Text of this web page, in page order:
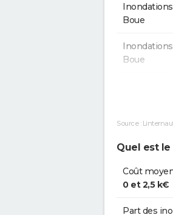
Boue
Boue
Boue
Source :
Quel est
Coût
0 et 2,5 k€
Part des